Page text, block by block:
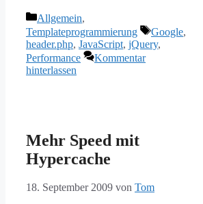
Kategorien
Allgemein,
Templateprogrammierung
Schlagwörter
Google,
header.php, JavaScript, jQuery,
Performance
Kommentar
hinterlassen
Mehr Speed mit
Hypercache
18. September 2009 von Tom